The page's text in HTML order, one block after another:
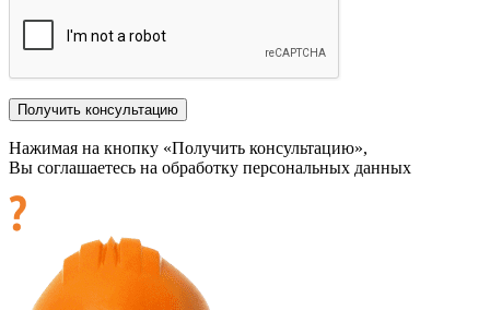
Нажимая на кнопку «Получить консультацию»,
Вы соглашаетесь на обработку персональных данных